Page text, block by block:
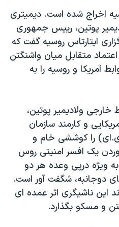
اخراج شده است. دیمیتری
پوتین، رییس جمهوری
ایتارتاس روسیه گفت که
متقابل میان واشنگتن
آمریکا و روسیه را به
ولادیمیر پوتین،
و کارمند سازمان
را کوششی خام و
یک افسر امنیتی روس
ویژه درپی وعده هر دو
دوجانبه، شگفت آور است.
این ناشیگری اثر عمده ای
و مسکو بگذارد.